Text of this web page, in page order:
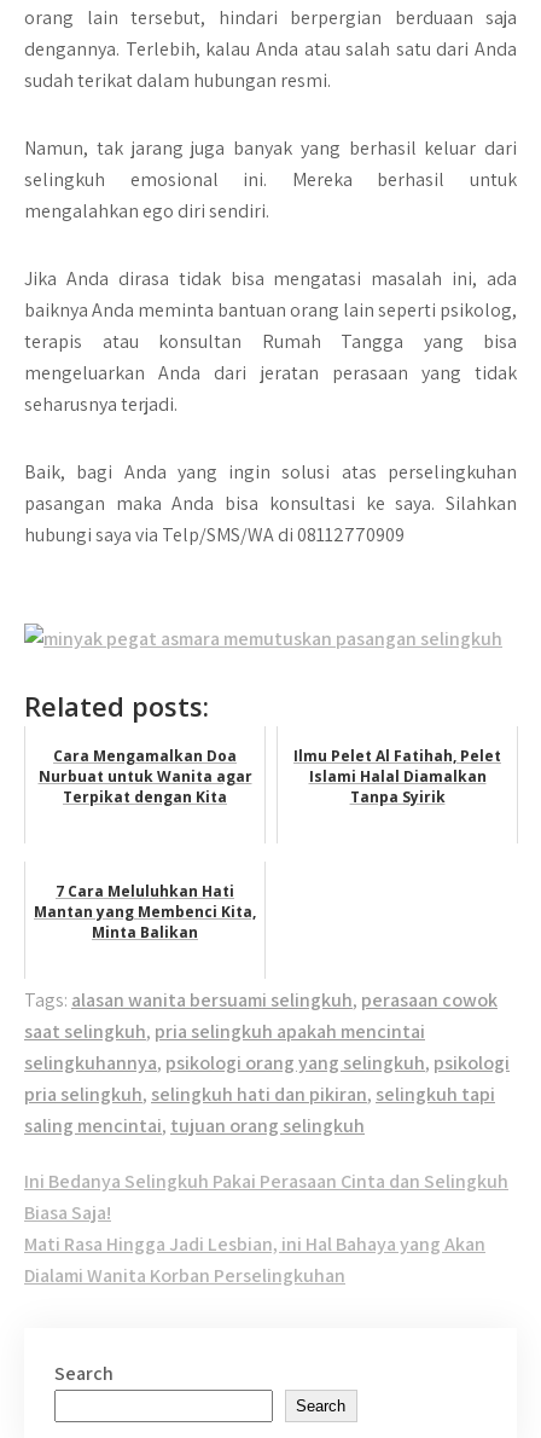
orang lain tersebut, hindari berpergian berduaan saja
dengannya. Terlebih, kalau Anda atau salah satu dari Anda
sudah terikat dalam hubungan resmi.
Namun, tak jarang juga banyak yang berhasil keluar dari
selingkuh emosional ini. Mereka berhasil untuk
mengalahkan ego diri sendiri.
Jika Anda dirasa tidak bisa mengatasi masalah ini, ada
baiknya Anda meminta bantuan orang lain seperti psikolog,
terapis atau konsultan Rumah Tangga yang bisa
mengeluarkan Anda dari jeratan perasaan yang tidak
seharusnya terjadi.
Baik, bagi Anda yang ingin solusi atas perselingkuhan
pasangan maka Anda bisa konsultasi ke saya. Silahkan
hubungi saya via Telp/SMS/WA di 08112770909
Related posts:
Cara Mengamalkan Doa
Nurbuat untuk Wanita agar
Terpikat dengan Kita
Ilmu Pelet Al Fatihah, Pelet
Islami Halal Diamalkan
Tanpa Syirik
7 Cara Meluluhkan Hati
Mantan yang Membenci Kita,
Minta Balikan
Tags: alasan wanita bersuami selingkuh, perasaan cowok
saat selingkuh, pria selingkuh apakah mencintai
selingkuhannya, psikologi orang yang selingkuh, psikologi
pria selingkuh, selingkuh hati dan pikiran, selingkuh tapi
saling mencintai, tujuan orang selingkuh
Post
navigation
Ini Bedanya Selingkuh Pakai Perasaan Cinta dan Selingkuh
Biasa Saja!
Mati Rasa Hingga Jadi Lesbian, ini Hal Bahaya yang Akan
Dialami Wanita Korban Perselingkuhan
Search
Search